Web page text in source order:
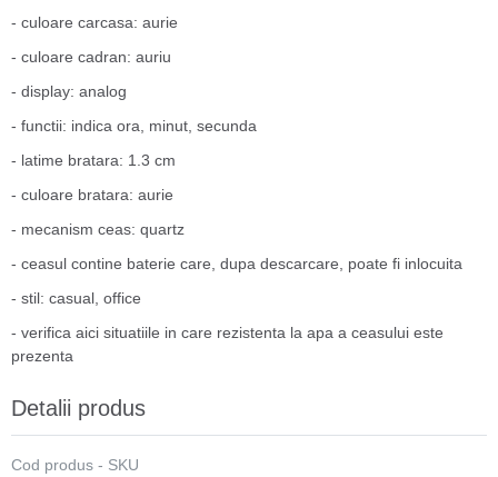
- culoare carcasa: aurie
- culoare cadran: auriu
- display: analog
- functii: indica ora, minut, secunda
- latime bratara: 1.3 cm
- culoare bratara: aurie
- mecanism ceas: quartz
- ceasul contine baterie care, dupa descarcare, poate fi inlocuita
- stil: casual, office
- verifica aici situatiile in care rezistenta la apa a ceasului este
prezenta
Detalii produs
Cod produs - SKU